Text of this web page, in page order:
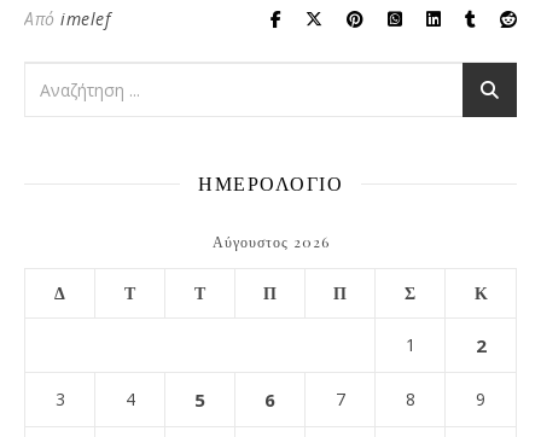
Από imelef
ΗΜΕΡΟΛΟΓΙΟ
Αύγουστος 2026
Δ Τ Τ Π Π Σ Κ
1 2
3 4 5 6 7 8 9